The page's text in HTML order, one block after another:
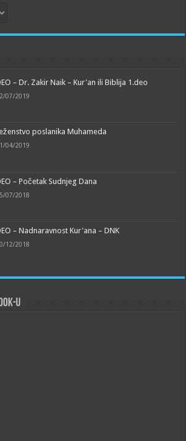
– Dr. Zakir Naik – Kur'an ili Biblija 1.deo
07/2019
poslanika Muhameda
04/2019
– Početak Sudnjeg Dana
07/2018
– Nadnaravnost Kur'ana – DNK
12/2018
u